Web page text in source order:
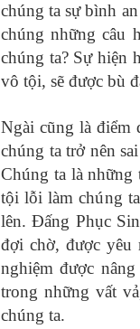
chúng ta sự bình
chúng những câu
chúng ta? Sự hiện
vô tội, sẽ được bù
Ngài cũng là điểm
chúng ta trở nên
Chúng ta là những
tội lỗi làm chúng
lên. Đấng Phục
đợi chờ, được yêu
nghiệm được
trong những vất
chúng ta.